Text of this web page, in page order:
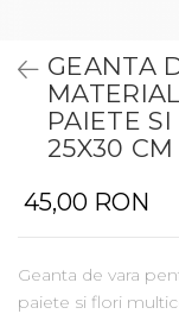
GEANTA
PAIETE
25X30 CM
45,00 RON
Geanta de vara
paiete si flori